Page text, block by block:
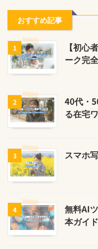
おすすめ記事
1
【初心
ーク完
2
40代・
る在宅
3 スマホ
4
無料AI
本ガイド